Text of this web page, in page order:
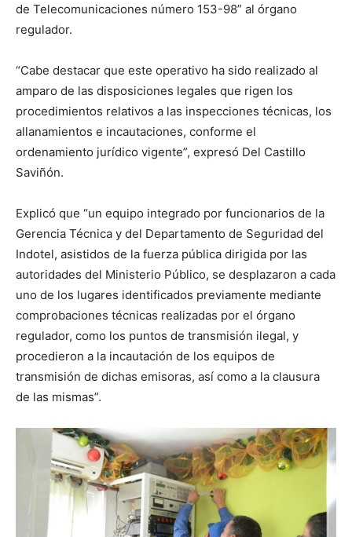
de Telecomunicaciones número 153-98” al órgano
regulador.
“Cabe destacar que este operativo ha sido realizado al
amparo de las disposiciones legales que rigen los
procedimientos relativos a las inspecciones técnicas, los
allanamientos e incautaciones, conforme el
ordenamiento jurídico vigente”, expresó Del Castillo
Saviñón.
Explicó que “un equipo integrado por funcionarios de la
Gerencia Técnica y del Departamento de Seguridad del
Indotel, asistidos de la fuerza pública dirigida por las
autoridades del Ministerio Público, se desplazaron a cada
uno de los lugares identificados previamente mediante
comprobaciones técnicas realizadas por el órgano
regulador, como los puntos de transmisión ilegal, y
procedieron a la incautación de los equipos de
transmisión de dichas emisoras, así como a la clausura
de las mismas”.